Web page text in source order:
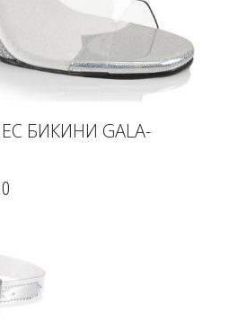
БИКИНИ GALA-